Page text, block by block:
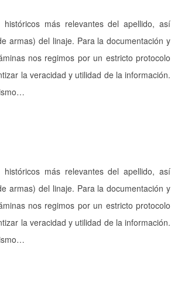
más relevantes del apellido, así
armas) del linaje. Para la documentación y
nos regimos por un estricto protocolo
la veracidad y utilidad de la información.
más relevantes del apellido, así
armas) del linaje. Para la documentación y
nos regimos por un estricto protocolo
la veracidad y utilidad de la información.